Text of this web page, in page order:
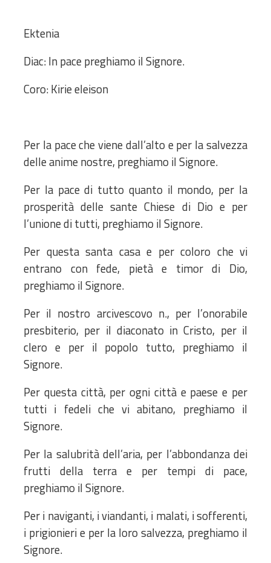
Ektenia
Diac: In pace preghiamo il Signore.
Coro: Kirie eleison
Per la pace che viene dall’alto e per la salvezza
delle anime nostre, preghiamo il Signore.
Per la pace di tutto quanto il mondo, per la
prosperità delle sante Chiese di Dio e per
l’unione di tutti, preghiamo il Signore.
Per questa santa casa e per coloro che vi
entrano con fede, pietà e timor di Dio,
preghiamo il Signore.
Per il nostro arcivescovo n., per l’onorabile
presbiterio, per il diaconato in Cristo, per il
clero e per il popolo tutto, preghiamo il
Signore.
Per questa città, per ogni città e paese e per
tutti i fedeli che vi abitano, preghiamo il
Signore.
Per la salubrità dell’aria, per l’abbondanza dei
frutti della terra e per tempi di pace,
preghiamo il Signore.
Per i naviganti, i viandanti, i malati, i sofferenti,
i prigionieri e per la loro salvezza, preghiamo il
Signore.